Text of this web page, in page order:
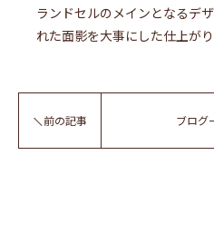
ランドセルのメインとなるデ
れた面影を大事にした仕上が
前の記事 ブログ